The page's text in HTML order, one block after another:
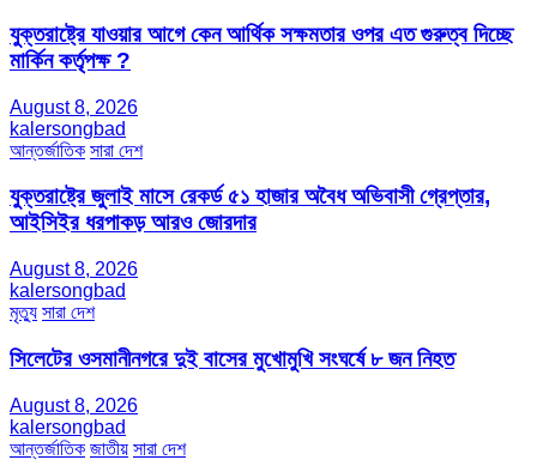
যুক্তরাষ্ট্রে যাওয়ার আগে কেন আর্থিক সক্ষমতার ওপর এত গুরুত্ব দিচ্ছে
মার্কিন কর্তৃপক্ষ ?
August 8, 2026
kalersongbad
আন্তর্জাতিক সারা দেশ
যুক্তরাষ্ট্রে জুলাই মাসে রেকর্ড ৫১ হাজার অবৈধ অভিবাসী গ্রেপ্তার,
আইসিইর ধরপাকড় আরও জোরদার
August 8, 2026
kalersongbad
মৃত্যু সারা দেশ
সিলেটের ওসমানীনগরে দুই বাসের মুখোমুখি সংঘর্ষে ৮ জন নিহত
August 8, 2026
kalersongbad
আন্তর্জাতিক জাতীয় সারা দেশ